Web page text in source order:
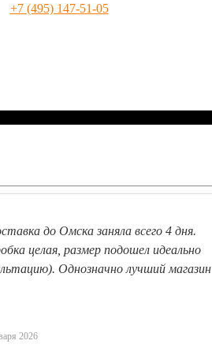
+7 (495) 147-51-05
до Омска заняла всего 4 дня.
целая, размер подошел идеально
Однозначно лучший магазин
2026